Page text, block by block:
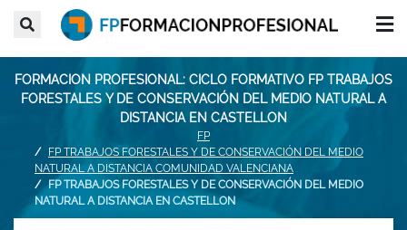
FORMACION PROFESIONAL: CICLO FORMATIVO FP TRABAJOS
FORESTALES Y DE CONSERVACIÓN DEL MEDIO NATURAL A
DISTANCIA EN CASTELLON
FP
FP TRABAJOS FORESTALES Y DE CONSERVACIÓN DEL MEDIO
NATURAL A DISTANCIA COMUNIDAD VALENCIANA
FP TRABAJOS FORESTALES Y DE CONSERVACIÓN DEL MEDIO
NATURAL A DISTANCIA EN CASTELLON